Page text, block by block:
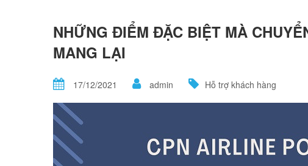
NHỮNG ĐIỂM ĐẶC BIỆT MÀ
MANG LẠI
17/12/2021 admin Hỗ trợ khách hàng